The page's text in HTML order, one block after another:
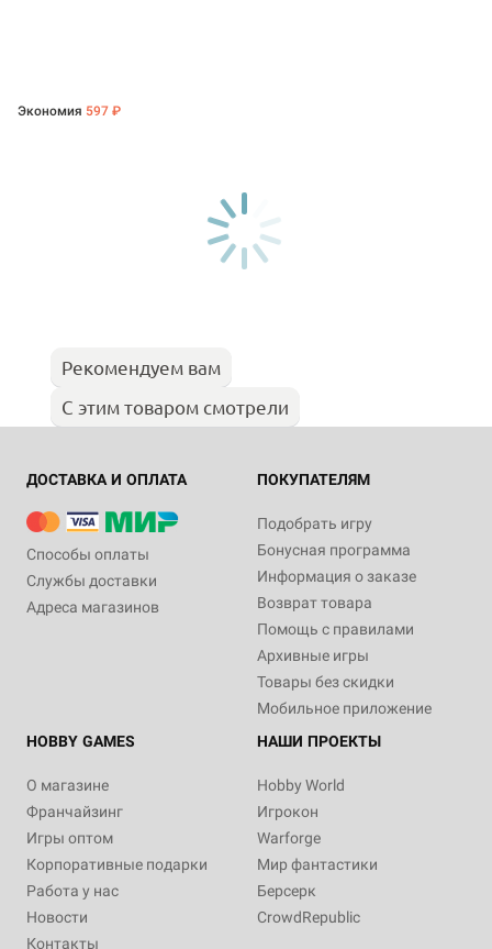
Экономия 597 ₽
Рекомендуем вам
С этим товаром смотрели
ДОСТАВКА И ОПЛАТА
Способы оплаты
Службы доставки
Адреса магазинов
ПОКУПАТЕЛЯМ
Подобрать игру
Бонусная программа
Информация о заказе
Возврат товара
Помощь с правилами
Архивные игры
Товары без скидки
Мобильное приложение
HOBBY GAMES
О магазине
Франчайзинг
Игры оптом
Корпоративные подарки
Работа у нас
Новости
Контакты
НАШИ ПРОЕКТЫ
Hobby World
Игрокон
Warforge
Мир фантастики
Берсерк
CrowdRepublic